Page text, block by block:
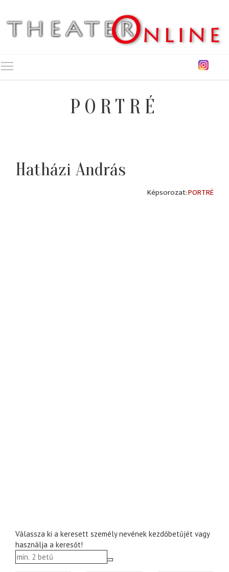
PORTRÉ
Hatházi András
PORTRÉ
Válassza ki a keresett személy nevének kezdőbetűjét vagy
használja a keresőt!